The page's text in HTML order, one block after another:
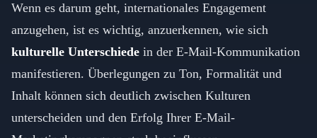
Wenn es darum geht, internationales Engagement
anzugehen, ist es wichtig, anzuerkennen, wie sich
kulturelle Unterschiede in der E-Mail-Kommunikation
manifestieren. Überlegungen zu Ton, Formalität und
Inhalt können sich deutlich zwischen Kulturen
unterscheiden und den Erfolg Ihrer E-Mail-